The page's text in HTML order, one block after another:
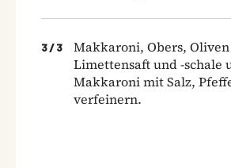
3 / 3
Makkaroni, Obers, Oliven
Limettensaft und -schale
Makkaroni mit Salz,
verfeinern.